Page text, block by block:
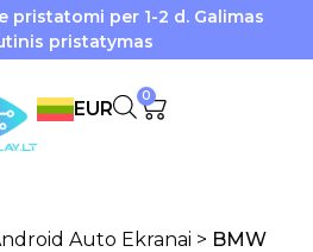
pristatomi per 1-2 d. Galimas
pristatymas
EUR
0
Auto Ekranai > BMW